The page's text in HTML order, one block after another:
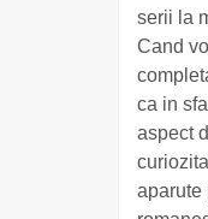
serii la
Cand
ca in
aspect
aparute